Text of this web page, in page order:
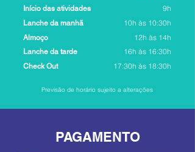
Início das atividades 9h
Lanche da manhã 10h às 10:30h
Almoço
Lanche da tarde
12h às 14h
16h às 16:30h
Check Out 17:30h às 18:30h
Previsão de horário sujeito a alterações
PAGAMENTO